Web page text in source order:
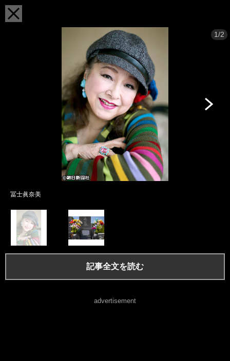
1/2
冨士眞奈美
記事全文を読む
advertisement